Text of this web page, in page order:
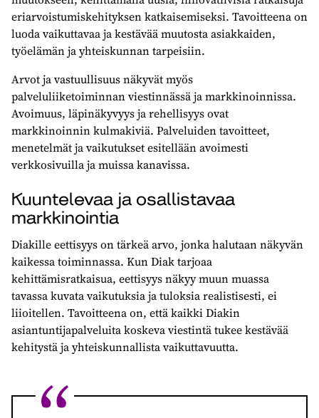
eriarvoistumiskehityksen katkaisemiseksi. Tavoitteena on
luoda vaikuttavaa ja kestävää muutosta asiakkaiden,
työelämän ja yhteiskunnan tarpeisiin.
Arvot ja vastuullisuus näkyvät myös
palveluliiketoiminnan viestinnässä ja markkinoinnissa.
Avoimuus, läpinäkyvyys ja rehellisyys ovat
markkinoinnin kulmakiviä. Palveluiden tavoitteet,
menetelmät ja vaikutukset esitellään avoimesti
verkkosivuilla ja muissa kanavissa.
Kuuntelevaa ja osallistavaa
markkinointia
Diakille eettisyys on tärkeä arvo, jonka halutaan näkyvän
kaikessa toiminnassa. Kun Diak tarjoaa
kehittämisratkaisua, eettisyys näkyy muun muassa
tavassa kuvata vaikutuksia ja tuloksia realistisesti, ei
liioitellen. Tavoitteena on, että kaikki Diakin
asiantuntijapalveluita koskeva viestintä tukee kestävää
kehitystä ja yhteiskunnallista vaikuttavuutta.